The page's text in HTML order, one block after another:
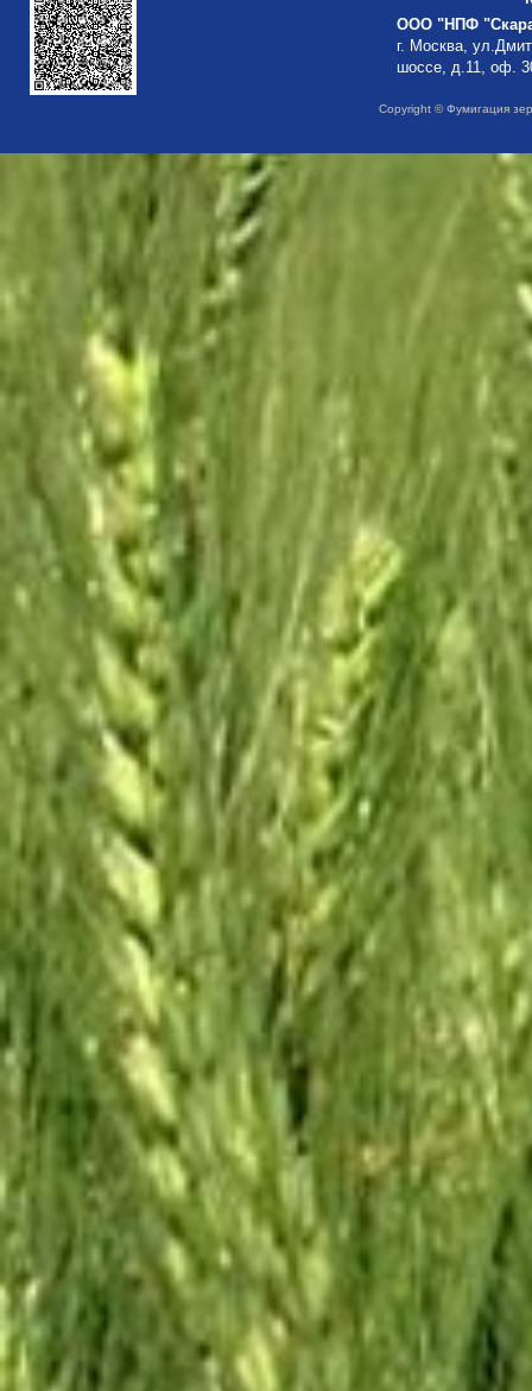
ООО "НПФ
г. Москва,
шоссе, д.11, оф.
Copyright © Фумигация